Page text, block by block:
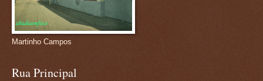
Martinho Campos
Rua Principal